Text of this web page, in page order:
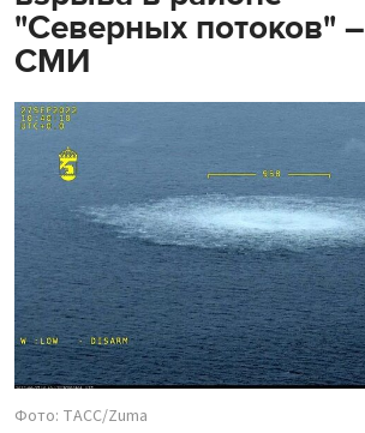
"Северных потоков" –
СМИ
Фото: ТАСС/Zuma